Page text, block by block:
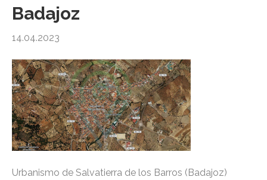
Badajoz
14.04.2023
Urbanismo de Salvatierra de los Barros (Badajoz)